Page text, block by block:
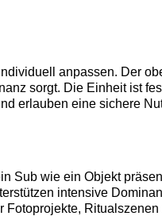
anpassen. Der
sorgt. Die Einheit ist
erlauben eine sichere
Sub wie ein Objekt
intensive